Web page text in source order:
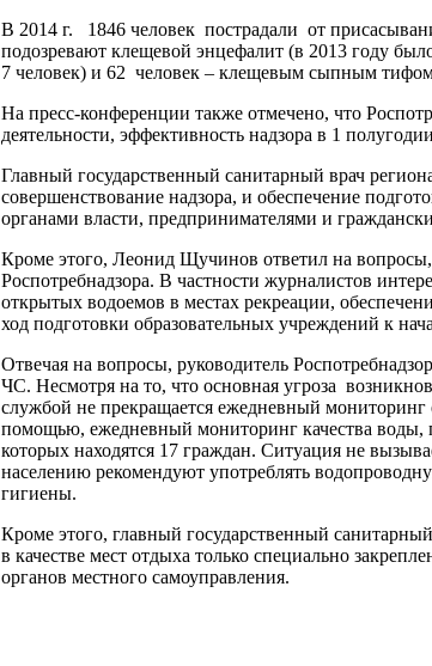
В 2014 г. 1846 человек пострадали от
подозревают клещевой энцефалит (в 2013 году
7 человек) и 62 человек – клещевым сыпным тифом
На пресс-конференции также отмечено, что
деятельности, эффективность надзора в 1
Главный государственный санитарный врач
совершенствование надзора, и обеспечение
органами власти, предпринимателями и
Кроме этого, Леонид Щучинов ответил на вопросы,
Роспотребнадзора. В частности журналистов
открытых водоемов в местах рекреации,
ход подготовки образовательных учреждений к
Отвечая на вопросы, руководитель
ЧС. Несмотря на то, что основная угроза
службой не прекращается ежедневный
помощью, ежедневный мониторинг качества воды,
которых находятся 17 граждан. Ситуация не
населению рекомендуют употреблять
гигиены.
Кроме этого, главный государственный
в качестве мест отдыха только специально
органов местного самоуправления.